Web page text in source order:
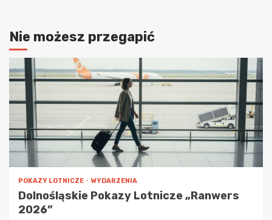
Nie możesz przegapić
POKAZY LOTNICZE WYDARZENIA
Dolnośląskie Pokazy Lotnicze „Ranwers
2026”